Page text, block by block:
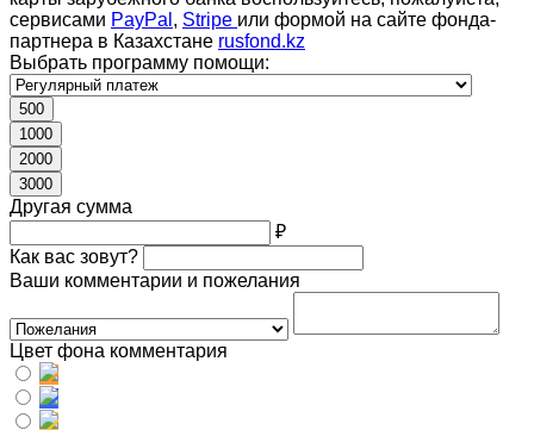
сервисами PayPal , Stripe или формой на сайте фонда-
партнера в Казахстане rusfond.kz
Выбрать программу помощи:
500
1000
2000
3000
Другая сумма
₽
Как вас зовут?
Ваши комментарии и пожелания
Цвет фона комментария